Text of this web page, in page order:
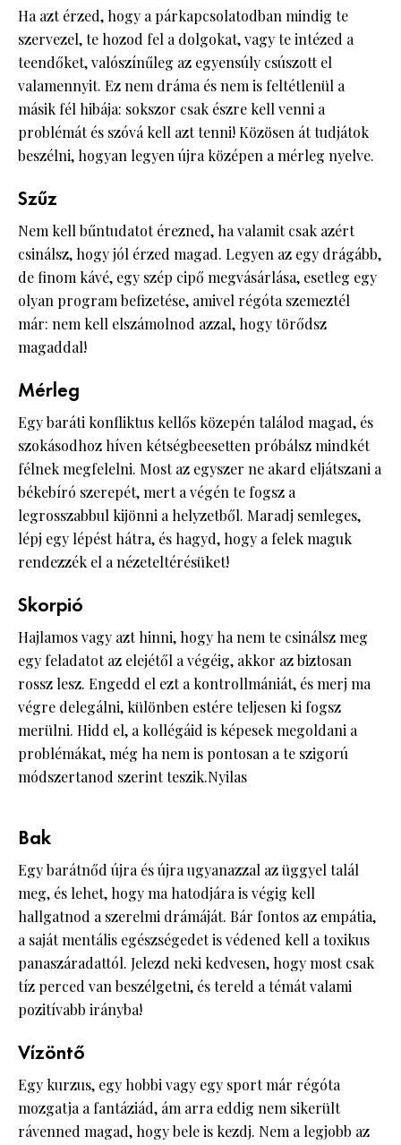
Ha azt érzed, hogy a párkapcsolatodban mindig te
szervezel, te hozod fel a dolgokat, vagy te intézed a
teendőket, valószínűleg az egyensúly csúszott el
valamennyit. Ez nem dráma és nem is feltétlenül a
másik fél hibája: sokszor csak észre kell venni a
problémát és szóvá kell azt tenni! Közösen át tudjátok
beszélni, hogyan legyen újra középen a mérleg nyelve.
Szűz
Nem kell bűntudatot érezned, ha valamit csak azért
csinálsz, hogy jól érzed magad. Legyen az egy drágább,
de finom kávé, egy szép cipő megvásárlása, esetleg egy
olyan program befizetése, amivel régóta szemeztél
már: nem kell elszámolnod azzal, hogy törődsz
magaddal!
Mérleg
Egy baráti konfliktus kellős közepén találod magad, és
szokásodhoz híven kétségbeesetten próbálsz mindkét
félnek megfelelni. Most az egyszer ne akard eljátszani a
békebíró szerepét, mert a végén te fogsz a
legrosszabbul kijönni a helyzetből. Maradj semleges,
lépj egy lépést hátra, és hagyd, hogy a felek maguk
rendezzék el a nézeteltérésüket!
Skorpió
Hajlamos vagy azt hinni, hogy ha nem te csinálsz meg
egy feladatot az elejétől a végéig, akkor az biztosan
rossz lesz. Engedd el ezt a kontrollmániát, és merj ma
végre delegálni, különben estére teljesen ki fogsz
merülni. Hidd el, a kollégáid is képesek megoldani a
problémákat, még ha nem is pontosan a te szigorú
módszertanod szerint teszik.Nyilas
Bak
Egy barátnőd újra és újra ugyanazzal az üggyel talál
meg, és lehet, hogy ma hatodjára is végig kell
hallgatnod a szerelmi drámáját. Bár fontos az empátia,
a saját mentális egészségedet is védened kell a toxikus
panaszáradattól. Jelezd neki kedvesen, hogy most csak
tíz perced van beszélgetni, és tereld a témát valami
pozitívabb irányba!
Vízöntő
Egy kurzus, egy hobbi vagy egy sport már régóta
mozgatja a fantáziád, ám arra eddig nem sikerült
rávenned magad, hogy bele is kezdj. Nem a legjobb az